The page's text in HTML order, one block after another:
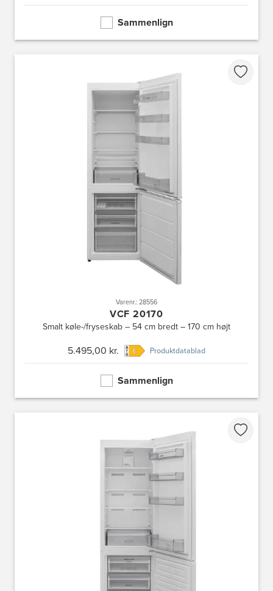
Sammenlign
Varenr.: 28556
VCF 20170
Smalt køle-/fryseskab – 54 cm bredt – 170 cm højt
5.495,00 kr. Produktdatablad
Sammenlign